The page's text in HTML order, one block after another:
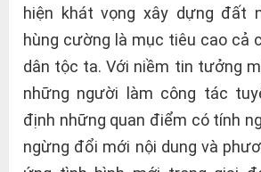
hiện khát vọng xây dựng đất
hùng cường là mục tiêu cao cả
dân tộc ta. Với niềm tin tưởng
những người làm công tác
định những quan điểm có tính
ngừng đổi mới nội dung và